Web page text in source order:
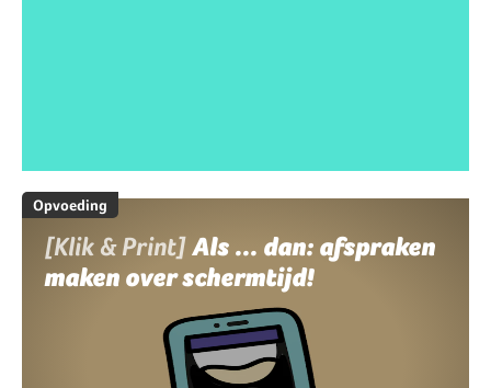
Opvoeding
[Klik & Print]Als ... dan: afspraken
maken over schermtijd!